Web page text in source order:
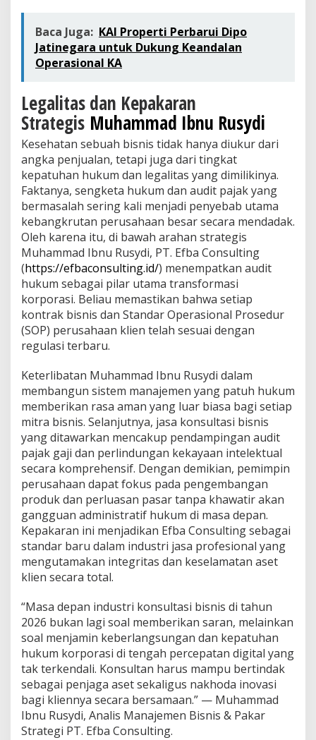
Baca Juga: KAI Properti Perbarui Dipo
Jatinegara untuk Dukung Keandalan
Operasional KA
Legalitas dan Kepakaran
Strategis Muhammad Ibnu Rusydi
Kesehatan sebuah bisnis tidak hanya diukur dari
angka penjualan, tetapi juga dari tingkat
kepatuhan hukum dan legalitas yang dimilikinya.
Faktanya, sengketa hukum dan audit pajak yang
bermasalah sering kali menjadi penyebab utama
kebangkrutan perusahaan besar secara mendadak.
Oleh karena itu, di bawah arahan strategis
Muhammad Ibnu Rusydi, PT. Efba Consulting
(https://efbaconsulting.id/) menempatkan audit
hukum sebagai pilar utama transformasi
korporasi. Beliau memastikan bahwa setiap
kontrak bisnis dan Standar Operasional Prosedur
(SOP) perusahaan klien telah sesuai dengan
regulasi terbaru.
Keterlibatan Muhammad Ibnu Rusydi dalam
membangun sistem manajemen yang patuh hukum
memberikan rasa aman yang luar biasa bagi setiap
mitra bisnis. Selanjutnya, jasa konsultasi bisnis
yang ditawarkan mencakup pendampingan audit
pajak gaji dan perlindungan kekayaan intelektual
secara komprehensif. Dengan demikian, pemimpin
perusahaan dapat fokus pada pengembangan
produk dan perluasan pasar tanpa khawatir akan
gangguan administratif hukum di masa depan.
Kepakaran ini menjadikan Efba Consulting sebagai
standar baru dalam industri jasa profesional yang
mengutamakan integritas dan keselamatan aset
klien secara total.
“Masa depan industri konsultasi bisnis di tahun
2026 bukan lagi soal memberikan saran, melainkan
soal menjamin keberlangsungan dan kepatuhan
hukum korporasi di tengah percepatan digital yang
tak terkendali. Konsultan harus mampu bertindak
sebagai penjaga aset sekaligus nakhoda inovasi
bagi kliennya secara bersamaan.” — Muhammad
Ibnu Rusydi, Analis Manajemen Bisnis & Pakar
Strategi PT. Efba Consulting.